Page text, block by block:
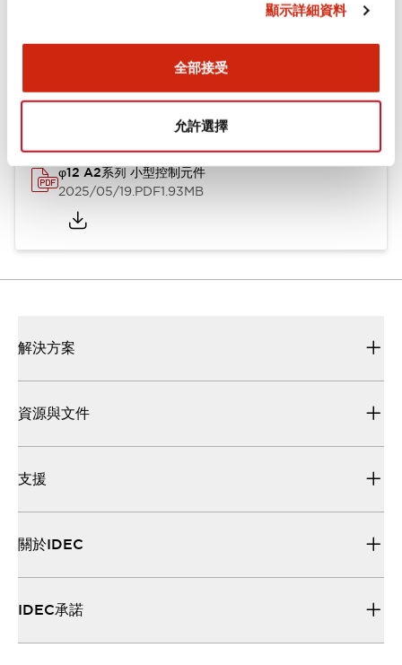
顯示詳細資料
全部接受
允許選擇
型錄和宣傳手冊 CAD檔 認證與標準 技術文件
φ12 A2系列 小型控制元件
2025/05/19.PDF1.93MB
解決方案
資源與文件
支援
關於IDEC
IDEC承諾